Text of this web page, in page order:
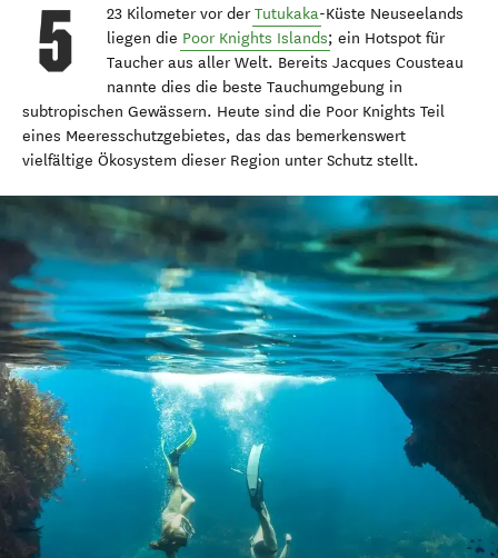
23 Kilometer vor derTutukaka-Küste Neuseelands
liegen die Poor Knights Islands; ein Hotspot für
Taucher aus aller Welt. Bereits Jacques Cousteau
nannte dies die beste Tauchumgebung in
subtropischen Gewässern. Heute sind die Poor Knights Teil
eines Meeresschutzgebietes, das das bemerkenswert
vielfältige Ökosystem dieser Region unter Schutz stellt.